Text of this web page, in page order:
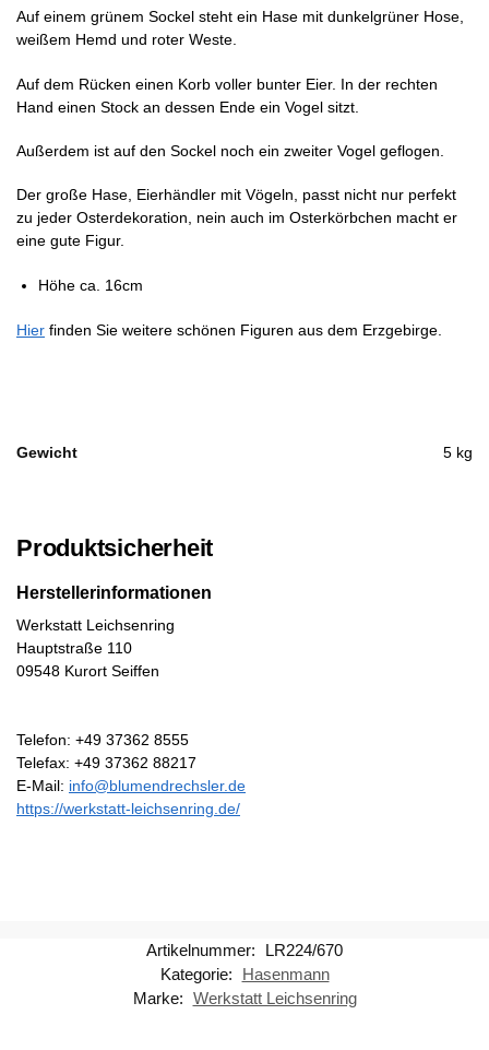
Auf einem grünem Sockel steht ein Hase mit dunkelgrüner Hose,
weißem Hemd und roter Weste.
Auf dem Rücken einen Korb voller bunter Eier. In der rechten
Hand einen Stock an dessen Ende ein Vogel sitzt.
Außerdem ist auf den Sockel noch ein zweiter Vogel geflogen.
Der große Hase, Eierhändler mit Vögeln, passt nicht nur perfekt
zu jeder Osterdekoration, nein auch im Osterkörbchen macht er
eine gute Figur.
Höhe ca. 16cm
Hier finden Sie weitere schönen Figuren aus dem Erzgebirge.
Gewicht 5 kg
Produktsicherheit
Herstellerinformationen
Werkstatt Leichsenring
Hauptstraße 110
09548 Kurort Seiffen
Telefon: +49 37362 8555
Telefax: +49 37362 88217
E-Mail: info@blumendrechsler.de
https://werkstatt-leichsenring.de/
Artikelnummer:
LR224/670
Kategorie:
Hasenmann
Marke: Werkstatt Leichsenring